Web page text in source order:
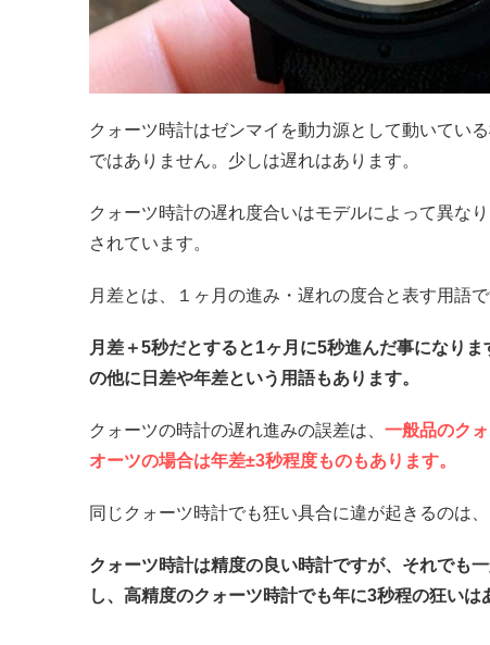
クォーツ時計はゼンマイを動力源として動いてい
ではありません。少しは遅れはあります。
クォーツ時計の遅れ度合いはモデルによって異な
されています。
月差とは、１ヶ月の進み・遅れの度合と表す用語で
月差＋5秒だとすると1ヶ月に5秒進んだ事になり
の他に日差や年差という用語もあります。
クォーツの時計の遅れ進みの誤差は、 一般品のク
オーツの場合は年差±3秒程度ものもあります。
同じクォーツ時計でも狂い具合に違が起きるのは
クォーツ時計は精度の良い時計ですが、それでも
し、高精度のクォーツ時計でも年に3秒程の狂いは